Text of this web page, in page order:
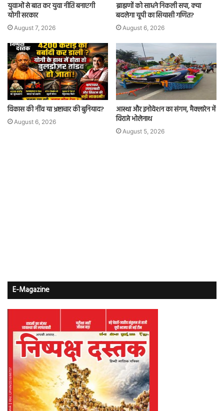
युवाओं से बात कर युवा नीति बनाएगी
योगी सरकार
August 7, 2026
ब्राह्मणों को साधने निकली सपा, क्या
बदलेगा यूपी का सियासी गणित?
August 6, 2026
विकास की नींव या भ्रष्टाचार की बुनियाद?
August 6, 2026
आस्था और इनोवेशन का संगम, मैक्लारेन में
विराजे भोलेनाथ
August 5, 2026
E-Magazine